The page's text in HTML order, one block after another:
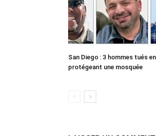
San Diego : 3 hommes tués en
protégeant une mosquée